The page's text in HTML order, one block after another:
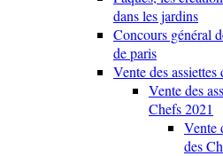
dans les jardins
Concours général
de paris
Vente des
Vente des
Chefs 2021
Vente
des